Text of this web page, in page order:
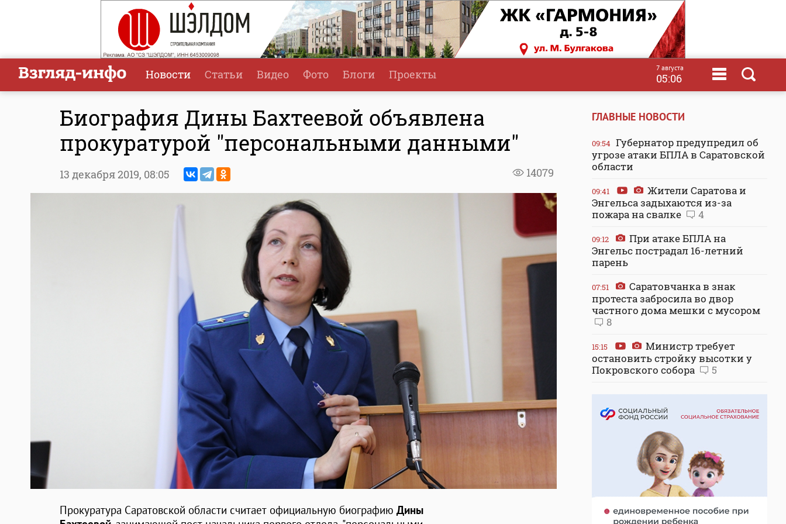
Новости Статьи Видео Фото Блоги Проекты 7 августа
05:06
Биография Дины Бахтеевой объявлена
прокуратурой "персональными данными"
14079
13 декабря 2019, 08:05
Прокуратура Саратовской области считает официальную биографию Дины
ГЛАВНЫЕ НОВОСТИ
09:54 Губернатор предупредил об
угрозе атаки БПЛА в Саратовской
области
09:41
Жители Саратова и
Энгельса задыхаются из-за
пожара на свалке
4
09:12
При атаке БПЛА на
Энгельс пострадал 16-летний
парень
07:51
Саратовчанка в знак
протеста забросила во двор
частного дома мешки с мусором
8
15:15
Министр требует
остановить стройку высотки у
Покровского собора
5